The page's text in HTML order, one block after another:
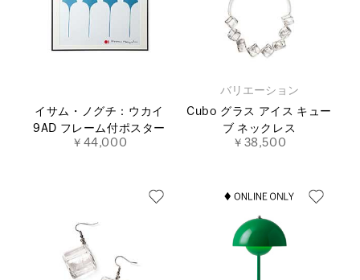
イサム・ノグチ：ウカイ
9AD フレーム付ポスター
￥44,000
バリエーション
Cubo グラス アイス キュー
ブ ネックレス
￥38,500